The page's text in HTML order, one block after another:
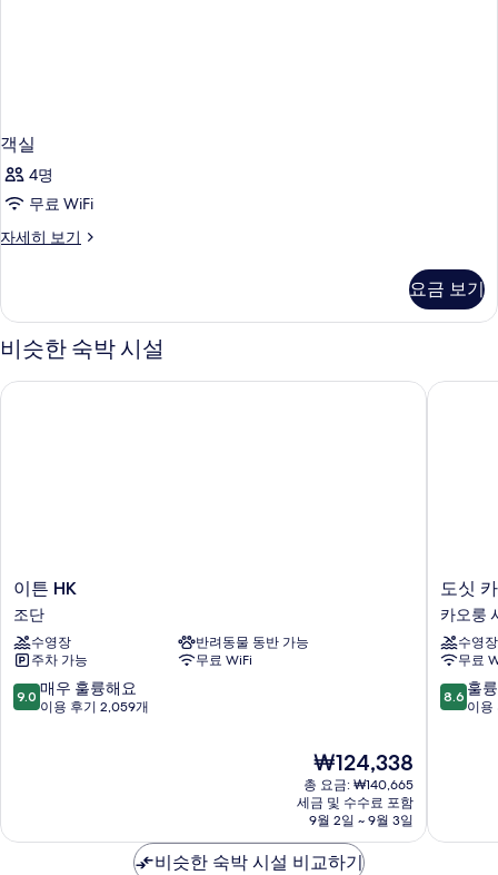
객실
4명
무료 WiFi
자세히 보기
객
히
기
요금 보기
비슷한 숙박 시설
이
튼
HK
조
단
이튼 HK
조단
수영장
반려동물 동반 가능
주차 가능
무료 WiFi
10
점
우
9.0 매우 훌륭해요
이용 후기 2,059개
현
재
요
금
₩124,338
₩124,338
총 요금: ₩140,665
세금 및 수수료 포함
9월 2일 ~ 9월 3일
이튼 HK
도
싯
카
이
탁
카
오
도싯
카오룽
수영장
무료
10
점
륭
8.6 훌
이용
도싯 카
비슷한 숙박 시설 비교하기